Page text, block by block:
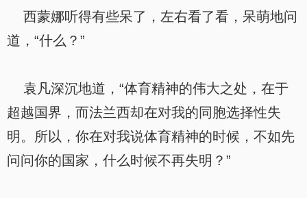
西蒙娜听得有些呆了，左右看了看，呆萌地问
道，“什么？”
袁凡深沉地道，“体育精神的伟大之处，在于
超越国界，而法兰西却在对我的同胞选择性失
明。所以，你在对我说体育精神的时候，不如先
问问你的国家，什么时候不再失明？”